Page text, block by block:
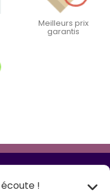
Meilleurs prix
garantis
!